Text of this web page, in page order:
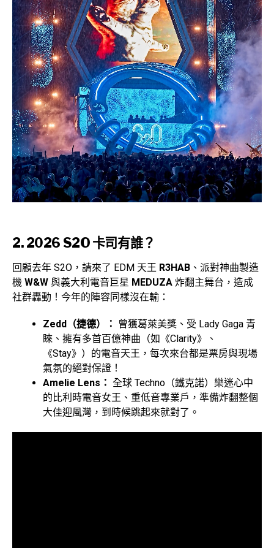
2. 2026 S2O 卡司有誰？
回顧去年 S2O，請來了 EDM 天王 R3HAB 、派對神曲製造
機 W&W 與義大利電音巨星 MEDUZA 炸翻主舞台，造成
社群轟動！今年的陣容同樣沒在輸：
Zedd（捷德）：
曾獲葛萊美獎、受 Lady Gaga 青
睞、擁有多首百億神曲（如《Clarity》、
《Stay》）的電音天王，每次來台都是票房與現場
氣氛的絕對保證！
Amelie Lens： 全球 Techno（鐵克諾）樂迷心中
的比利時電音女王、重低音專業戶，準備炸翻整個
大佳迎風灣，到時候跳起來就對了。